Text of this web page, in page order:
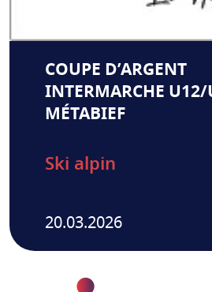
COUPE D’ARGENT
INTERMARCHE U12/
MÉTABIEF
Ski alpin
20.03.2026